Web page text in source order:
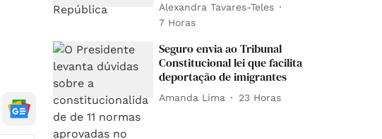
Alexandra Tavares-Teles
7 Horas
Seguro envia ao Tribunal
Constitucional lei que facilita
deportação de imigrantes
Amanda Lima 23 Horas